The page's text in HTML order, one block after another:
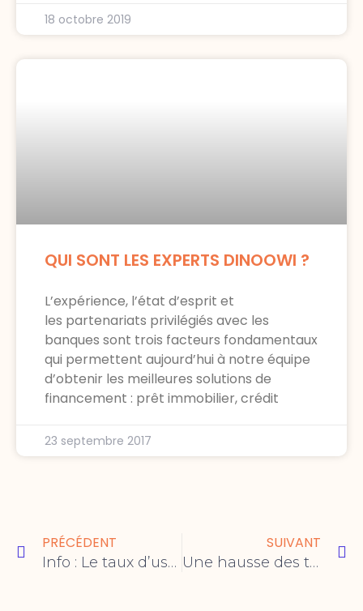
18 octobre 2019
QUI SONT LES EXPERTS DINOOWI ?
L’expérience, l’état d’esprit et
les partenariats privilégiés avec les
banques sont trois facteurs fondamentaux
qui permettent aujourd’hui à notre équipe
d’obtenir les meilleures solutions de
financement : prêt immobilier, crédit
23 septembre 2017
PRÉCÉDENT
Info : Le taux d’usure pour le mois d’Août 2023 vient d’être publié !
SUIVANT
Une hausse des taux moins frénétique ?